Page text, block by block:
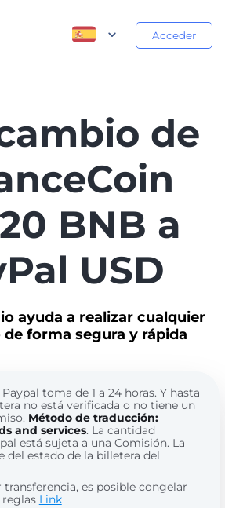
Acceder
de
BNB a
USD
ayuda a realizar cualquier
forma segura y rápida
toma de 1 a 24 horas. Y hasta
no está verificada o no tiene un
Método de traducción:
and services. La cantidad
está sujeta a una Comisión. La
del estado de la billetera del
es posible congelar
reglas Link